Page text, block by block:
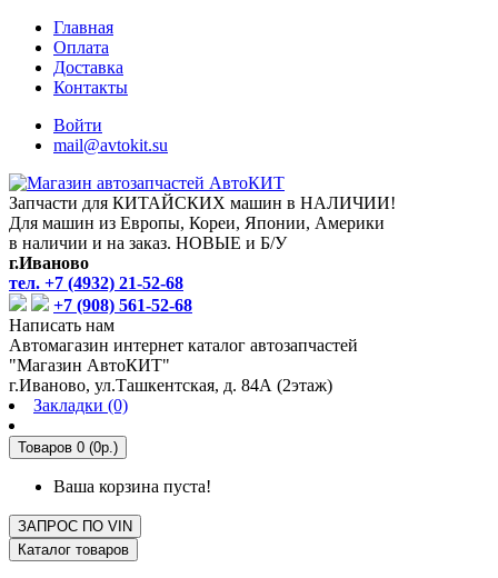
Главная
Оплата
Доставка
Контакты
Войти
mail@avtokit.su
Запчасти для КИТАЙСКИХ машин в НАЛИЧИИ!
Для машин из Европы, Кореи, Японии, Америки
в наличии и на заказ. НОВЫЕ и Б/У
г.Иваново
тел. +7 (4932) 21-52-68
+7 (908) 561-52-68
Написать нам
Автомагазин интернет каталог автозапчастей
"Магазин АвтоКИТ"
г.Иваново, ул.Ташкентская, д. 84А (2этаж)
Закладки (0)
Товаров 0 (0р.)
Ваша корзина пуста!
ЗАПРОС ПО VIN
Каталог товаров